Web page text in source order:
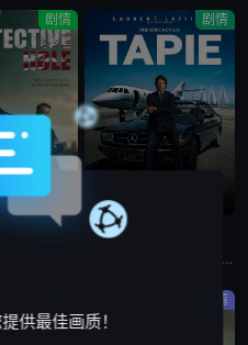
剧情
完结
剧情
塔皮
法国电视剧塔皮 Tapie讲述的是：伯纳德·塔皮，一个野心勃勃的工人阶级男人，成为了法国最具争议的公众人物之一。本剧是关于他的传记历史片
剧情
供最佳画质！